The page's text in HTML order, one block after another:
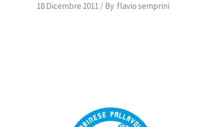
18 Dicembre 2011 By flavio semprini